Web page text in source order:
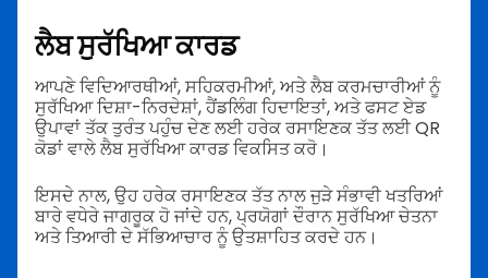
ਲੈਬ ਸੁਰੱਖਿਆ ਕਾਰਡ
ਆਪਣੇ ਵਿਦਿਆਰਥੀਆਂ, ਸਹਿਕਰਮੀਆਂ, ਅਤੇ ਲੈਬ ਕਰਮਚਾਰੀਆਂ ਨੂੰ
ਸੁਰੱਖਿਆ ਦਿਸ਼ਾ-ਨਿਰਦੇਸ਼ਾਂ, ਹੈਂਡਲਿੰਗ ਹਿਦਾਇਤਾਂ, ਅਤੇ ਫਸਟ ਏਡ
ਉਪਾਵਾਂ ਤੱਕ ਤੁਰੰਤ ਪਹੁੰਚ ਦੇਣ ਲਈ ਹਰੇਕ ਰਸਾਇਣਕ ਤੱਤ ਲਈ QR
ਕੋਡਾਂ ਵਾਲੇ ਲੈਬ ਸੁਰੱਖਿਆ ਕਾਰਡ ਵਿਕਸਿਤ ਕਰੋ।
ਇਸਦੇ ਨਾਲ, ਉਹ ਹਰੇਕ ਰਸਾਇਣਕ ਤੱਤ ਨਾਲ ਜੁੜੇ ਸੰਭਾਵੀ ਖਤਰਿਆਂ
ਬਾਰੇ ਵਧੇਰੇ ਜਾਗਰੂਕ ਹੋ ਜਾਂਦੇ ਹਨ, ਪ੍ਰਯੋਗਾਂ ਦੌਰਾਨ ਸੁਰੱਖਿਆ ਚੇਤਨਾ
ਅਤੇ ਤਿਆਰੀ ਦੇ ਸੱਭਿਆਚਾਰ ਨੂੰ ਉਤਸ਼ਾਹਿਤ ਕਰਦੇ ਹਨ।